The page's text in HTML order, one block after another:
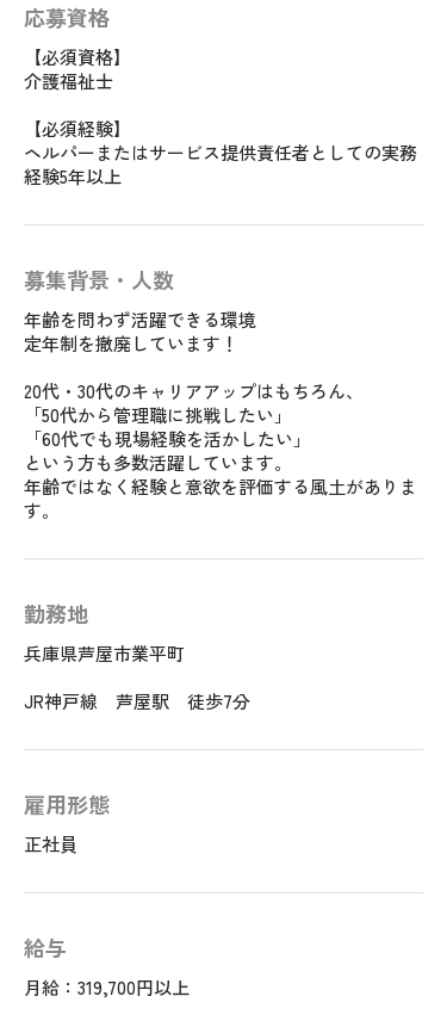
応募資格
【必須資格】
介護福祉士
【必須経験】
ヘルパーまたはサービス提供責任者としての実務
経験5年以上
募集背景・人数
年齢を問わず活躍できる環境
定年制を撤廃しています！
20代・30代のキャリアアップはもちろん、
「50代から管理職に挑戦したい」
「60代でも現場経験を活かしたい」
という方も多数活躍しています。
年齢ではなく経験と意欲を評価する風土がありま
す。
勤務地
兵庫県芦屋市業平町
JR神戸線 芦屋駅 徒歩7分
雇用形態
正社員
給与
月給：319,700円以上